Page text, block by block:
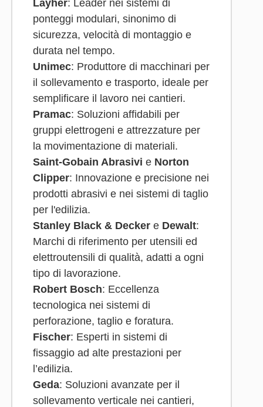
Layher: Leader nei sistemi di
ponteggi modulari, sinonimo di
sicurezza, velocità di montaggio e
durata nel tempo.
Unimec: Produttore di macchinari per
il sollevamento e trasporto, ideale per
semplificare il lavoro nei cantieri.
Pramac: Soluzioni affidabili per
gruppi elettrogeni e attrezzature per
la movimentazione di materiali.
Saint-Gobain Abrasivi e Norton
Clipper: Innovazione e precisione nei
prodotti abrasivi e nei sistemi di taglio
per l'edilizia.
Stanley Black & Deckere Dewalt:
Marchi di riferimento per utensili ed
elettroutensili di qualità, adatti a ogni
tipo di lavorazione.
Robert Bosch: Eccellenza
tecnologica nei sistemi di
perforazione, taglio e foratura.
Fischer: Esperti in sistemi di
fissaggio ad alte prestazioni per
l’edilizia.
Geda: Soluzioni avanzate per il
sollevamento verticale nei cantieri,